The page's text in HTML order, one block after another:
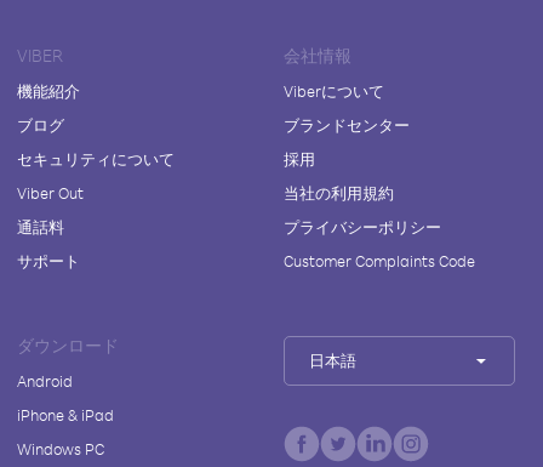
VIBER
機能紹介
ブログ
セキュリティについて
Viber Out
通話料
サポート
会社情報
Viberについて
ブランドセンター
採用
当社の利用規約
プライバシーポリシー
Customer Complaints Code
ダウンロード
Android
iPhone & iPad
Windows PC
日本語